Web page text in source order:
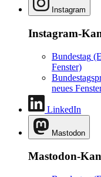
Instagram
Instagram-
Bundestag
Fenster)
neues
LinkedIn
Mastodon
Mastodon-